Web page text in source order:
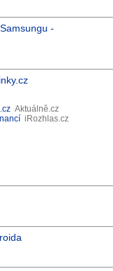
-
Aktuálně.cz
iRozhlas.cz